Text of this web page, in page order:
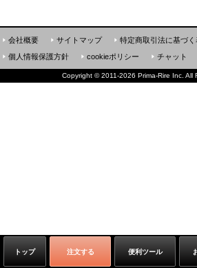
トップ 注文する 便利ツール
会社概要 サイトマップ 特定商取引法に基づく
個人情報保護方針
cookieポリシー チャット
Copyright ©2011-2026 Prima-Rire Inc. All